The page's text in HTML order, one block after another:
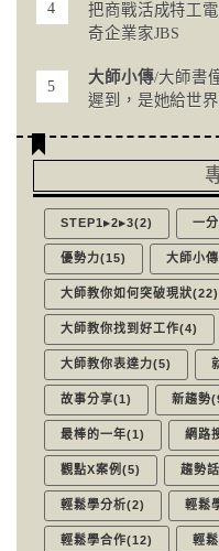
把商戰活成特工
奇企業家JBS
大師小傳/大師書
遲到，是她給世
STEP1▸2▸3(2) 一
優勢力(15) 大師小
大師教你如何突破現狀(22)
大師教你找到好工作(4)
大師教你表達力(5)
故事分享(1) 新趨勢
最棒的一年(1) 網路
觀點X案例(5) 趨勢
輕鬆學分析(2) 輕鬆
輕鬆學合作(12) 輕